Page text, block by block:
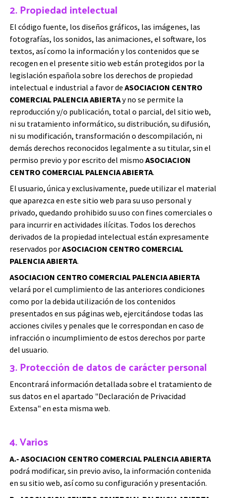
2. Propiedad intelectual
El código fuente, los diseños gráficos, las imágenes, las
fotografías, los sonidos, las animaciones, el software, los
textos, así como la información y los contenidos que se
recogen en el presente sitio web están protegidos por la
legislación española sobre los derechos de propiedad
intelectual e industrial a favor de ASOCIACION CENTRO
COMERCIAL PALENCIA ABIERTAy no se permite la
reproducción y/o publicación, total o parcial, del sitio web,
ni su tratamiento informático, su distribución, su difusión,
ni su modificación, transformación o descompilación, ni
demás derechos reconocidos legalmente a su titular, sin el
permiso previo y por escrito del mismo ASOCIACION
CENTRO COMERCIAL PALENCIA ABIERTA.
El usuario, única y exclusivamente, puede utilizar el material
que aparezca en este sitio web para su uso personal y
privado, quedando prohibido su uso con fines comerciales o
para incurrir en actividades ilícitas. Todos los derechos
derivados de la propiedad intelectual están expresamente
reservados porASOCIACION CENTRO COMERCIAL
PALENCIA ABIERTA.
ASOCIACION CENTRO COMERCIAL PALENCIA ABIERTA
velará por el cumplimiento de las anteriores condiciones
como por la debida utilización de los contenidos
presentados en sus páginas web, ejercitándose todas las
acciones civiles y penales que le correspondan en caso de
infracción o incumplimiento de estos derechos por parte
del usuario.
3. Protección de datos de carácter personal
Encontrará información detallada sobre el tratamiento de
sus datos en el apartado "Declaración de Privacidad
Extensa" en esta misma web.
4. Varios
A.- ASOCIACION CENTRO COMERCIAL PALENCIA ABIERTA
podrá modificar, sin previo aviso, la información contenida
en su sitio web, así como su configuración y presentación.